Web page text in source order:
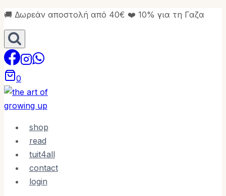
Skip
to
content
🚚 Δωρεάν αποστολή από 40€ ❤️ 10% για τη Γαζα
0
shop
read
tuit4all
contact
login